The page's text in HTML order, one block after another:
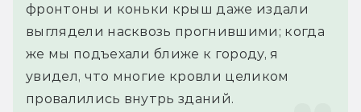
фронтоны и коньки крыш даже издали
выглядели насквозь прогнившими; когда
же мы подъехали ближе к городу, я
увидел, что многие кровли целиком
провалились внутрь зданий.